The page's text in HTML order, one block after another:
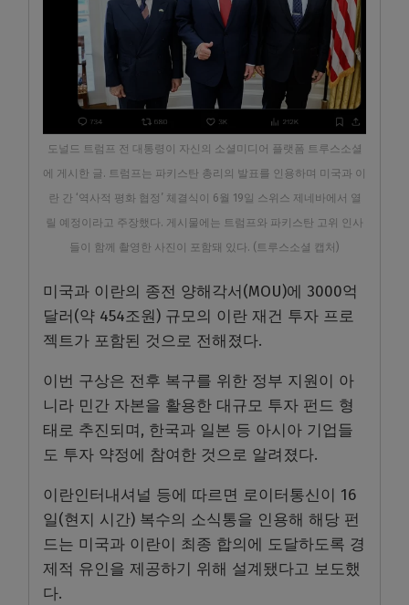
도널드 트럼프 전 대통령이 자신의 소셜미디어 플랫폼 트루스소셜
에 게시한 글. 트럼프는 파키스탄 총리의 발표를 인용하며 미국과 이
란 간 ‘역사적 평화 협정’ 체결식이 6월 19일 스위스 제네바에서 열
릴 예정이라고 주장했다. 게시물에는 트럼프와 파키스탄 고위 인사
들이 함께 촬영한 사진이 포함돼 있다. (트루스소셜 캡처)
미국과 이란의 종전 양해각서(MOU)에 3000억
달러(약 454조원) 규모의 이란 재건 투자 프로
젝트가 포함된 것으로 전해졌다.
이번 구상은 전후 복구를 위한 정부 지원이 아
니라 민간 자본을 활용한 대규모 투자 펀드 형
태로 추진되며, 한국과 일본 등 아시아 기업들
도 투자 약정에 참여한 것으로 알려졌다.
이란인터내셔널 등에 따르면 로이터통신이 16
일(현지 시간) 복수의 소식통을 인용해 해당 펀
드는 미국과 이란이 최종 합의에 도달하도록 경
제적 유인을 제공하기 위해 설계됐다고 보도했
다.